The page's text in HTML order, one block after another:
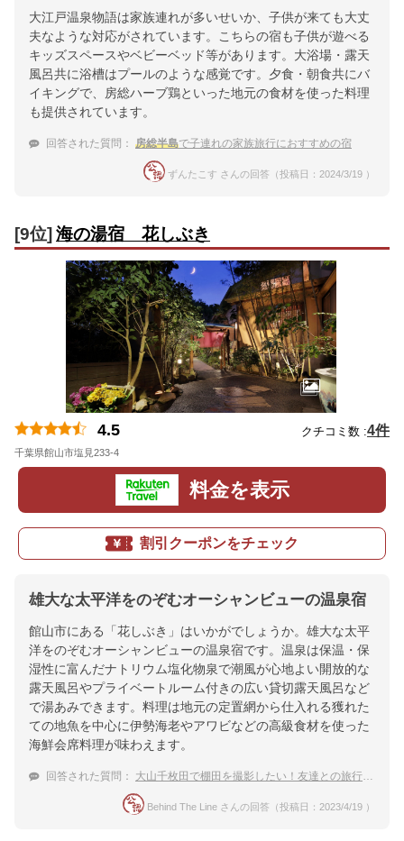
大江戸温泉物語は家族連れが多いせいか、子供が来ても大丈
夫なような対応がされています。こちらの宿も子供が遊べる
キッズスペースやベビーベッド等があります。大浴場・露天
風呂共に浴槽はプールのような感覚です。夕食・朝食共にバ
イキングで、房総ハーブ鶏といった地元の食材を使った料理
も提供されています。
回答された質問： 房総半島で子連れの家族旅行におすすめの宿
ずんたこす さんの回答（投稿日：2024/3/19 ）
[9位] 海の湯宿 花しぶき
4.5 クチコミ数 :4件
千葉県館山市塩見233-4
料金を表示
割引クーポンをチェック
雄大な太平洋をのぞむオーシャンビューの温泉宿
館山市にある「花しぶき」はいかがでしょうか。雄大な太平
洋をのぞむオーシャンビューの温泉宿です。温泉は保温・保
湿性に富んだナトリウム塩化物泉で潮風が心地よい開放的な
露天風呂やプライベートルーム付きの広い貸切露天風呂など
で湯あみできます。料理は地元の定置網から仕入れる獲れた
ての地魚を中心に伊勢海老やアワビなどの高級食材を使った
海鮮会席料理が味わえます。
回答された質問： 大山千枚田で棚田を撮影したい！友達との旅行におすすめな
Behind The Line さんの回答（投稿日：2023/4/19 ）